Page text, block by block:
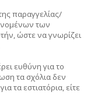
παραγγελίας/
των
ώστε να γνωρίζει
ευθύνη για το
τα σχόλια δεν
για τα εστιατόρια, είτε